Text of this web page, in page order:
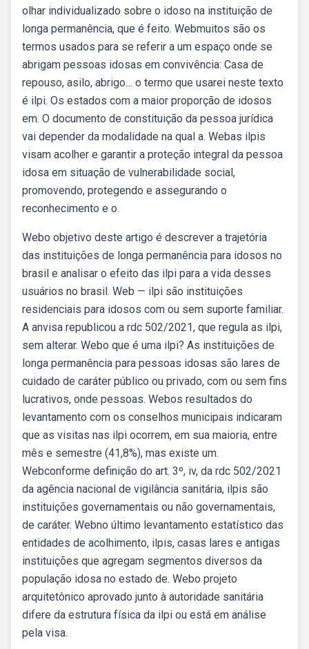
olhar individualizado sobre o idoso na instituição de
longa permanência, que é feito. Webmuitos são os
termos usados para se referir a um espaço onde se
abrigam pessoas idosas em convivência: Casa de
repouso, asilo, abrigo… o termo que usarei neste texto
é ilpi. Os estados com a maior proporção de idosos
em. O documento de constituição da pessoa jurídica
vai depender da modalidade na qual a. Webas ilpis
visam acolher e garantir a proteção integral da pessoa
idosa em situação de vulnerabilidade social,
promovendo, protegendo e assegurando o
reconhecimento e o.
Webo objetivo deste artigo é descrever a trajetória
das instituições de longa permanência para idosos no
brasil e analisar o efeito das ilpi para a vida desses
usuários no brasil. Web — ilpi são instituições
residenciais para idosos com ou sem suporte familiar.
A anvisa republicou a rdc 502/2021, que regula as ilpi,
sem alterar. Webo que é uma ilpi? As instituições de
longa permanência para pessoas idosas são lares de
cuidado de caráter público ou privado, com ou sem fins
lucrativos, onde pessoas. Webos resultados do
levantamento com os conselhos municipais indicaram
que as visitas nas ilpi ocorrem, em sua maioria, entre
mês e semestre (41,8%), mas existe um.
Webconforme definição do art. 3º, iv, da rdc 502/2021
da agência nacional de vigilância sanitária, ilpis são
instituições governamentais ou não governamentais,
de caráter. Webno último levantamento estatístico das
entidades de acolhimento, ilpis, casas lares e antigas
instituições que agregam segmentos diversos da
população idosa no estado de. Webo projeto
arquitetônico aprovado junto à autoridade sanitária
difere da estrutura física da ilpi ou está em análise
pela visa.